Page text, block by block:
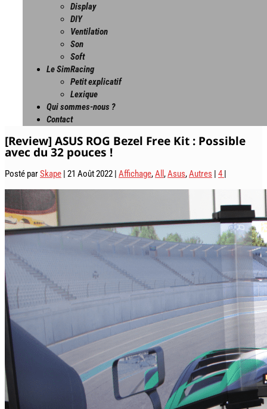
Display
DIY
Ventilation
Son
Soft
Le SimRacing
Petit explicatif
Lexique
Qui sommes-nous ?
Contact
[Review] ASUS ROG Bezel Free Kit : Possible
avec du 32 pouces !
Posté parSkape | 21 Août 2022 | Affichage,All ,Asus,Autres | 4 |